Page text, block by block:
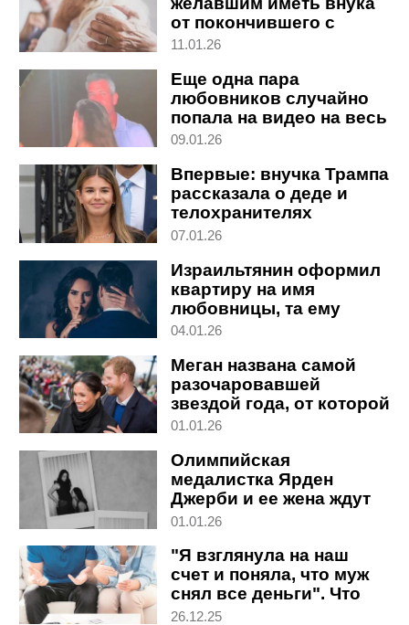
от покончившего с
собой сына
11.01.26
Еще одна пара
любовников случайно
попала на видео на весь
мир
09.01.26
Впервые: внучка Трампа
рассказала о деде и
телохранителях
07.01.26
Израильтянин оформил
квартиру на имя
любовницы, та ему
изменила. Что решил
04.01.26
Меган названа самой
разочаровавшей
звездой года, от которой
бегут сотрудники
01.01.26
Олимпийская
медалистка Ярден
Джерби и ее жена ждут
ребенка
01.01.26
"Я взглянула на наш
счет и поняла, что муж
снял все деньги". Что
делать
26.12.25